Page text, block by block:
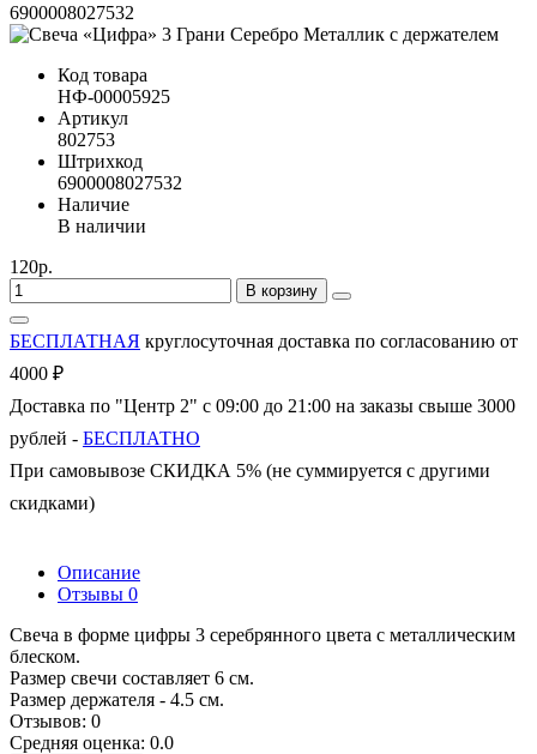
6900008027532
Код товара
НФ-00005925
Артикул
802753
Штрихкод
6900008027532
Наличие
В наличии
120р.
В корзину
БЕСПЛАТНАЯ круглосуточная доставка по согласованию от
4000 ₽
Доставка по "Центр 2" с 09:00 до 21:00 на заказы свыше 3000
рублей - БЕСПЛАТНО
При самовывозе СКИДКА 5% (не суммируется с другими
скидками)
Описание
Отзывы 0
Свеча в форме цифры 3 серебрянного цвета с металлическим
блеском.
Размер свечи составляет 6 см.
Размер держателя - 4.5 см.
Отзывов: 0
Средняя оценка: 0.0